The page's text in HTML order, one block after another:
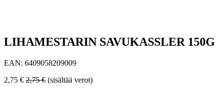
LIHAMESTARIN SAVUKASSLER 150G
EAN: 6409058209009
2,75 € 2,75€ (sisältää verot)